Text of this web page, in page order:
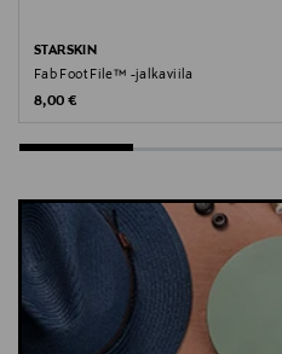
STARSKIN
Fab Foot File™ -jalkaviila
Original Price
8,00 €